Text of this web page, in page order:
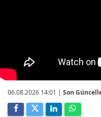
06.08.2026 14:01 | Son